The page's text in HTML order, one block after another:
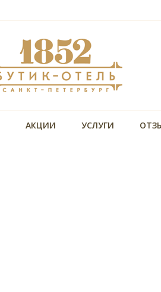
АКЦИИ УСЛУГИ